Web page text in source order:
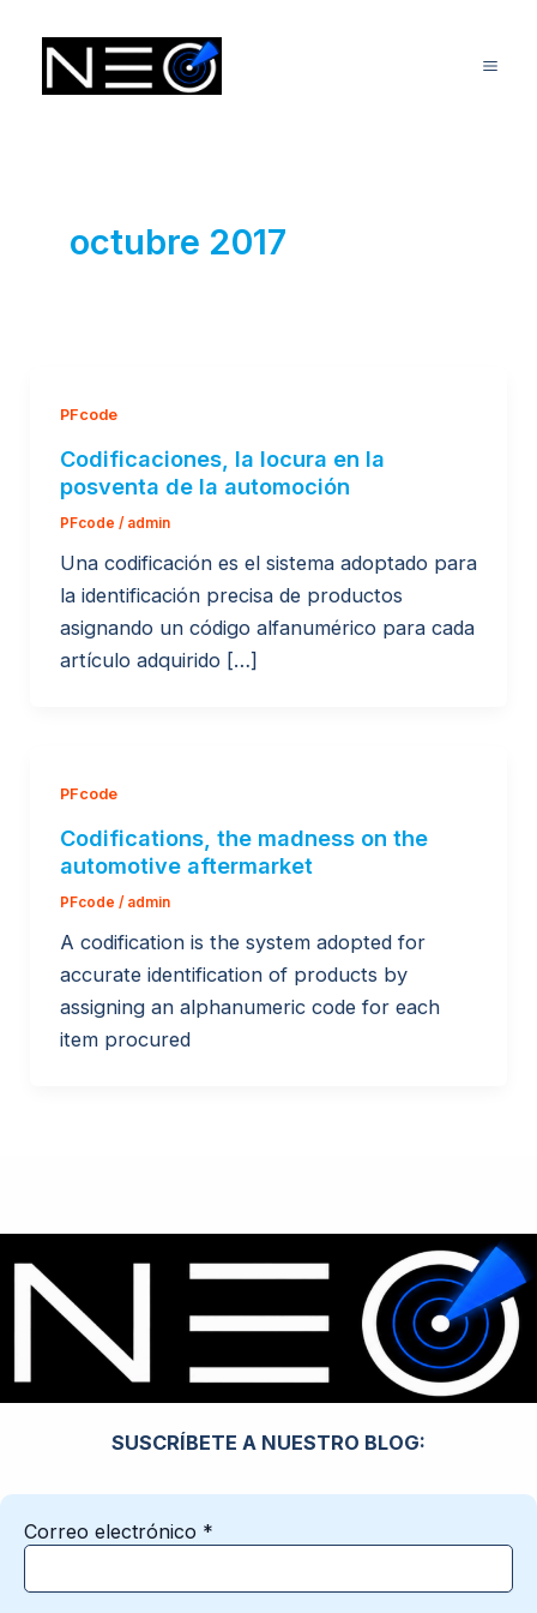
contenido
octubre 2017
PFcode
Codificaciones, la locura en la
posventa de la automoción
PFcode / admin
Una codificación es el sistema adoptado para
la identificación precisa de productos
asignando un código alfanumérico para cada
artículo adquirido […]
PFcode
Codifications, the madness on the
automotive aftermarket
PFcode / admin
A codification is the system adopted for
accurate identification of products by
assigning an alphanumeric code for each
item procured
SUSCRÍBETE A NUESTRO BLOG:
Correo electrónico *